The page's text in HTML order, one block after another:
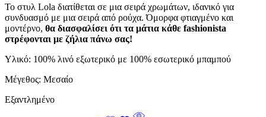
Το στυλ Lola διατίθεται σε μια σειρά χρωμάτων, ιδανικό για
συνδυασμό με μια σειρά από ρούχα. Όμορφα φτιαγμένο και
μοντέρνο, θα διασφαλίσει ότι τα μάτια κάθε fashionista
στρέφονται με ζήλια πάνω σας!
Υλικό: 100% λινό εξωτερικό με 100% εσωτερικό μπαμπού
Μέγεθος: Μεσαίο
Εξαντλημένο